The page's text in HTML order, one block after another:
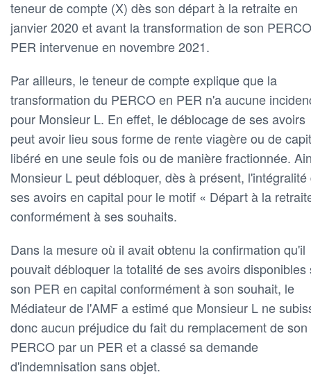
teneur de compte (X) dès son départ à la retraite en
janvier 2020 et avant la transformation de son
PER intervenue en novembre 2021.
Par ailleurs, le teneur de compte explique que la
transformation du PERCO en PER n'a aucune
pour Monsieur L. En effet, le déblocage de ses avoirs
peut avoir lieu sous forme de rente viagère ou de
libéré en une seule fois ou de manière fractionnée.
Monsieur L peut débloquer, dès à présent, l'intégralité
ses avoirs en capital pour le motif « Départ à la
conformément à ses souhaits.
Dans la mesure où il avait obtenu la confirmation qu'il
pouvait débloquer la totalité de ses avoirs disponibles
son PER en capital conformément à son souhait, le
Médiateur de l'AMF a estimé que Monsieur L ne
donc aucun préjudice du fait du remplacement de son
PERCO par un PER et a classé sa demande
d'indemnisation sans objet.